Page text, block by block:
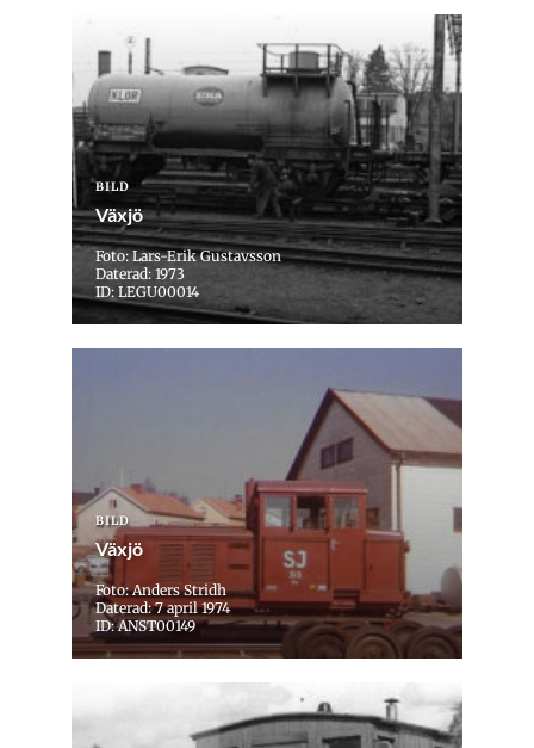
BILD
Växjö
Foto: Lars-Erik Gustavsson
Daterad: 1973
ID: LEGU00014
BILD
Växjö
Foto: Anders Stridh
Daterad: 7 april 1974
ID: ANST00149